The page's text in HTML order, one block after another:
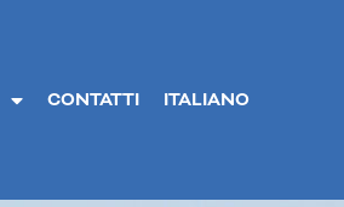
CONTATTI ITALIANO